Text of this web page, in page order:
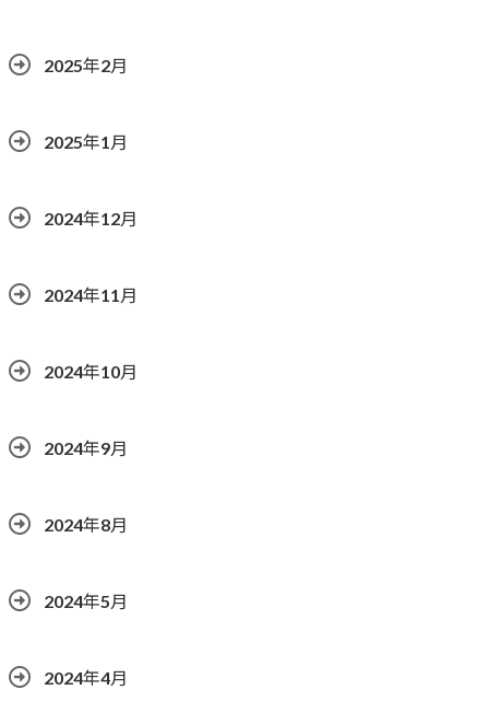
2025年2月
2025年1月
2024年12月
2024年11月
2024年10月
2024年9月
2024年8月
2024年5月
2024年4月